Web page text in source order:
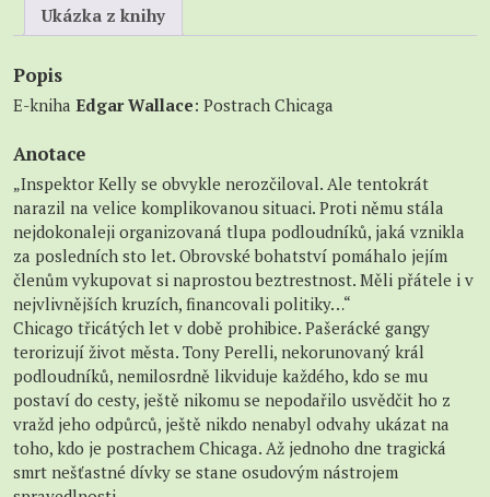
Ukázka z knihy
Popis
E-kniha Edgar Wallace: Postrach Chicaga
Anotace
„Inspektor Kelly se obvykle nerozčiloval. Ale tentokrát
narazil na velice komplikovanou situaci. Proti němu stála
nejdokonaleji organizovaná tlupa podloudníků, jaká vznikla
za posledních sto let. Obrovské bohatství pomáhalo jejím
členům vykupovat si naprostou beztrestnost. Měli přátele i v
nejvlivnějších kruzích, financovali politiky…“
Chicago třicátých let v době prohibice. Pašerácké gangy
terorizují život města. Tony Perelli, nekorunovaný král
podloudníků, nemilosrdně likviduje každého, kdo se mu
postaví do cesty, ještě nikomu se nepodařilo usvědčit ho z
vražd jeho odpůrců, ještě nikdo nenabyl odvahy ukázat na
toho, kdo je postrachem Chicaga. Až jednoho dne tragická
smrt nešťastné dívky se stane osudovým nástrojem